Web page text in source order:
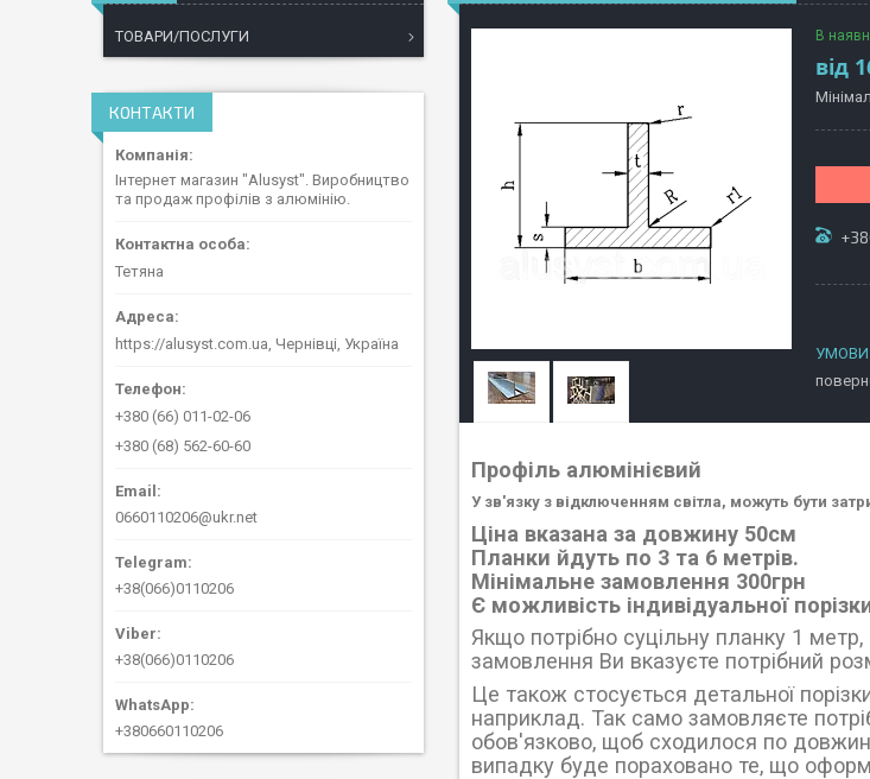
В
від
Профіль алюмінієвий
У зв'язку з відключенням світла, можуть бути
Ціна вказана за довжину 50см
Планки йдуть по 3 та 6 метрів.
Мінімальне замовлення 300грн
Є можливість індивідуальної
Якщо потрібно суцільну планку 1
замовлення Ви вказуєте потрібний
Це також стосується детальної
наприклад. Так само замовляєте
обов'язково, щоб сходилося по
випадку буде пораховано те, що
ТОВАРИ/ПОСЛУГИ
КОНТАКТИ
Інтернет магазин "Alusyst". Виробництво
та продаж профілів з алюмінію.
Тетяна
https://alusyst.com.ua, Чернівці, Україна
+380 (66) 011-02-06
+380 (68) 562-60-60
0660110206@ukr.net
+38(066)0110206
+38(066)0110206
+380660110206